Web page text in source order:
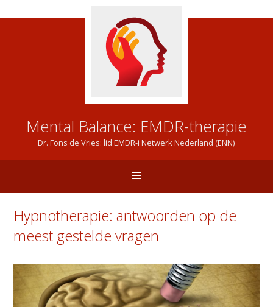
Mental Balance: EMDR-therapie
Dr. Fons de Vries: lid EMDR-i Netwerk Nederland (ENN)
Hypnotherapie: antwoorden op de
meest gestelde vragen